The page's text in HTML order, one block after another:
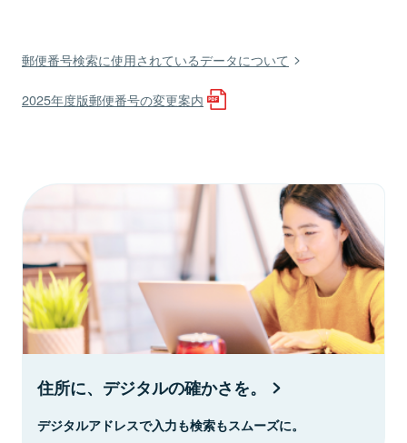
郵便番号検索に使用されているデータについて
2025年度版郵便番号の変更案内
住所に、デジタルの確かさを。
デジタルアドレスで入力も検索もスムーズに。